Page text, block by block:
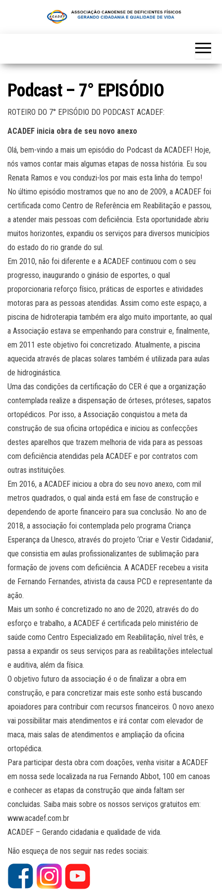
Podcast – 7° EPISÓDIO
ROTEIRO DO 7° EPISÓDIO DO PODCAST ACADEF:
ACADEF inicia obra de seu novo anexo
Olá, bem-vindo a mais um episódio do Podcast da ACADEF! Hoje,
nós vamos contar mais algumas etapas de nossa história. Eu sou
Renata Ramos e vou conduzi-los por mais esta linha do tempo!
No último episódio mostramos que no ano de 2009, a ACADEF foi
certificada como Centro de Referência em Reabilitação e passou,
a atender mais pessoas com deficiência. Esta oportunidade abriu
muitos horizontes, expandiu os serviços para diversos municípios
do estado do rio grande do sul.
Em 2010, não foi diferente e a ACADEF continuou com o seu
progresso, inaugurando o ginásio de esportes, o qual
proporcionaria reforço físico, práticas de esportes e atividades
motoras para as pessoas atendidas. Assim como este espaço, a
piscina de hidroterapia também era algo muito importante, ao qual
a Associação estava se empenhando para construir e, finalmente,
em 2011 este objetivo foi concretizado. Atualmente, a piscina
aquecida através de placas solares também é utilizada para aulas
de hidroginástica.
Uma das condições da certificação do CER é que a organização
contemplada realize a dispensação de órteses, próteses, sapatos
ortopédicos. Por isso, a Associação conquistou a meta da
construção de sua oficina ortopédica e iniciou as confecções
destes aparelhos que trazem melhoria de vida para as pessoas
com deficiência atendidas pela ACADEF e por contratos com
outras instituições.
Em 2016, a ACADEF iniciou a obra do seu novo anexo, com mil
metros quadrados, o qual ainda está em fase de construção e
dependendo de aporte financeiro para sua conclusão. No ano de
2018, a associação foi contemplada pelo programa Criança
Esperança da Unesco, através do projeto ‘Criar e Vestir Cidadania’,
que consistia em aulas profissionalizantes de sublimação para
formação de jovens com deficiência. A ACADEF recebeu a visita
de Fernando Fernandes, ativista da causa PCD e representante da
ação.
Mais um sonho é concretizado no ano de 2020, através do do
esforço e trabalho, a ACADEF é certificada pelo ministério de
saúde como Centro Especializado em Reabilitação, nível três, e
passa a expandir os seus serviços para as reabilitações intelectual
e auditiva, além da física.
O objetivo futuro da associação é o de finalizar a obra em
construção, e para concretizar mais este sonho está buscando
apoiadores para contribuir com recursos financeiros. O novo anexo
vai possibilitar mais atendimentos e irá contar com elevador de
maca, mais salas de atendimentos e ampliação da oficina
ortopédica.
Para participar desta obra com doações, venha visitar a ACADEF
em nossa sede localizada na rua Fernando Abbot, 100 em canoas
e conhecer as etapas da construção que ainda faltam ser
concluidas. Saiba mais sobre os nossos serviços gratuitos em:
www.acadef.com.br
ACADEF – Gerando cidadania e qualidade de vida.
Não esqueça de nos seguir nas redes sociais: